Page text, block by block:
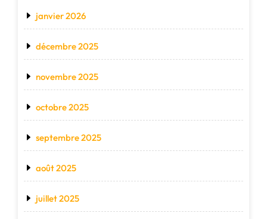
janvier 2026
décembre 2025
novembre 2025
octobre 2025
septembre 2025
août 2025
juillet 2025